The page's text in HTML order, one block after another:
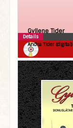
Gyllene Tider
Andra Tider (digital)
Details